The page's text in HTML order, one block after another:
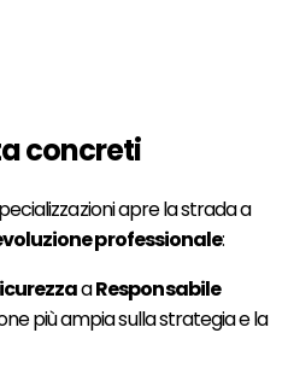
concreti
apre la strada a
professionale:
aResponsabile
più ampia sulla strategia e la